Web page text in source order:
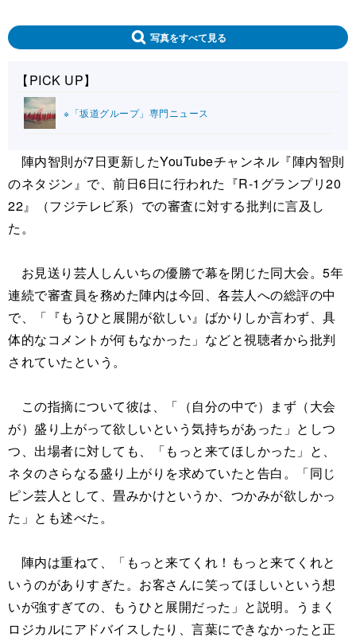
写真をすべて見る
【PICK UP】
※「坂道グループ」専門ニュース
陣内智則が7日更新したYouTubeチャンネル『陣内智則
のネタジン』で、前日6日に行われた『R-1グランプリ20
22』（フジテレビ系）での審査に対する批判に言及し
た。
お見送り芸人しんいちの優勝で幕を閉じた同大会。5年
連続で審査員を務めた陣内は今回、各芸人への総評の中
で、「『もうひと展開が欲しい』ばかりしか言わず、具
体的なコメントが何もなかった」などと視聴者から批判
されていたという。
この指摘について彼は、「（自分の中で）まず（大会
が）盛り上がって欲しいという気持ちがあった」としつ
つ、出場者に対しても、「もっと来てほしかった」と、
ネタのさらなる盛り上がりを求めていたと告白。「同じ
ピン芸人として、畳みかけというか、つかみが欲しかっ
た」とも述べた。
陣内は重ねて、「もっと来てくれ！もっと来てくれと
いうのがありすぎた。お客さんに笑ってほしいという想
いが強すぎての、もうひと展開だった」と説明。うまく
ロジカルにアドバイスしたり、言葉にできなかったと正